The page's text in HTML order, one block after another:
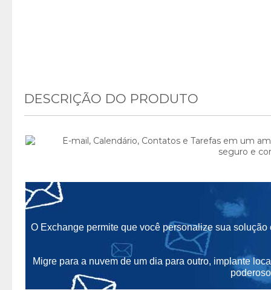
DESCRIÇÃO DO PRODUTO
O Exchange permite que você personalize sua
Migre para a nuvem de um dia para outro, implante